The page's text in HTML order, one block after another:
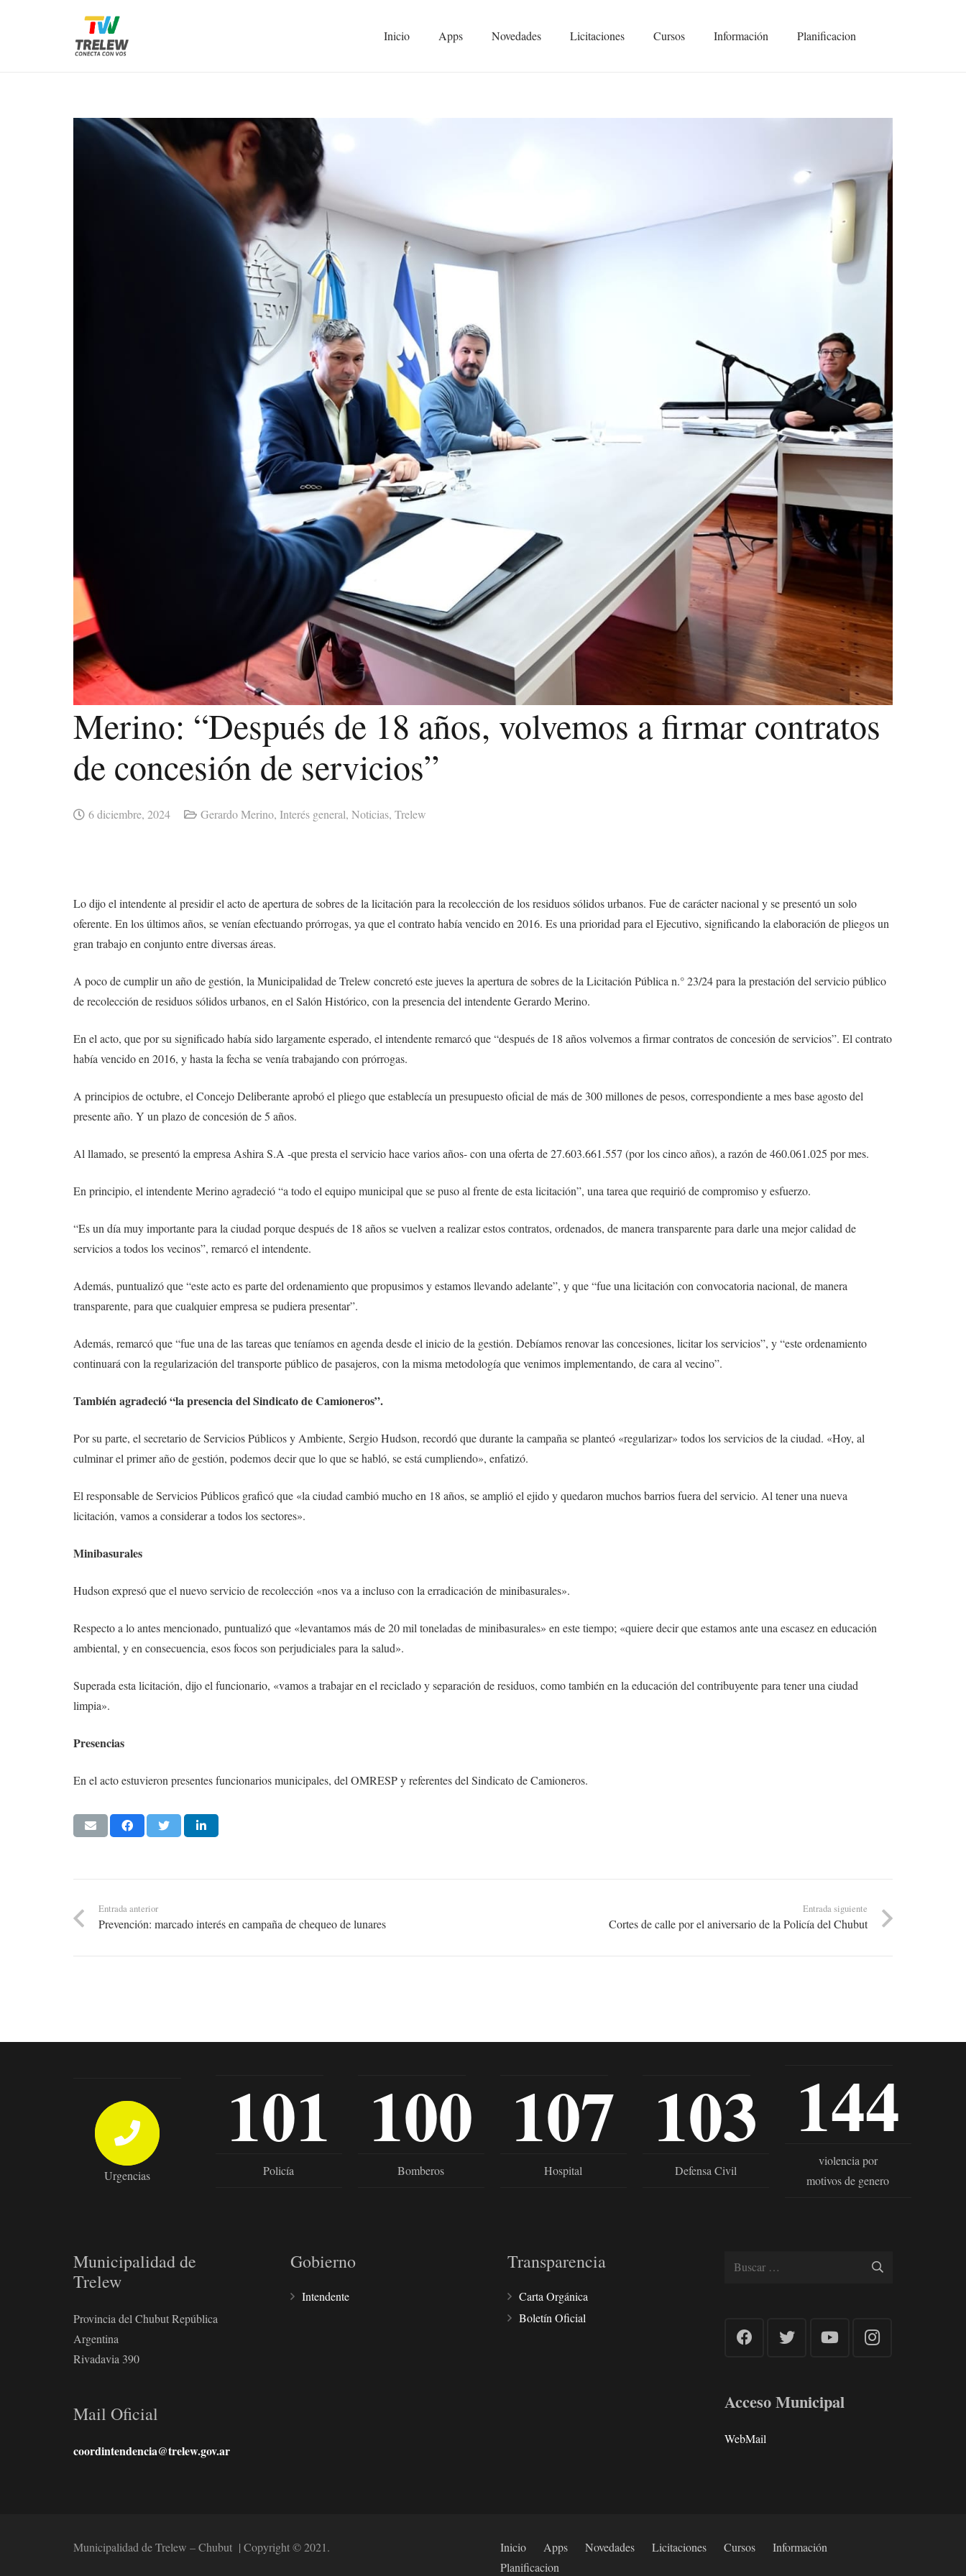
Inicio Apps Novedades Licitaciones Cursos Información Planificacion
Merino: “Después de 18 años, volvemos a firmar contratos
de concesión de servicios”
6 diciembre, 2024 Gerardo Merino, Interés general, Noticias, Trelew
Lo dijo el intendente al presidir el acto de apertura de sobres de la licitación para la recolección de los residuos sólidos urbanos. Fue de carácter nacional y se presentó un solo
oferente. En los últimos años, se venían efectuando prórrogas, ya que el contrato había vencido en 2016. Es una prioridad para el Ejecutivo, significando la elaboración de pliegos un
gran trabajo en conjunto entre diversas áreas.
A poco de cumplir un año de gestión, la Municipalidad de Trelew concretó este jueves la apertura de sobres de la Licitación Pública n.° 23/24 para la prestación del servicio público
de recolección de residuos sólidos urbanos, en el Salón Histórico, con la presencia del intendente Gerardo Merino.
En el acto, que por su significado había sido largamente esperado, el intendente remarcó que “después de 18 años volvemos a firmar contratos de concesión de servicios”. El contrato
había vencido en 2016, y hasta la fecha se venía trabajando con prórrogas.
A principios de octubre, el Concejo Deliberante aprobó el pliego que establecía un presupuesto oficial de más de 300 millones de pesos, correspondiente a mes base agosto del
presente año. Y un plazo de concesión de 5 años.
Al llamado, se presentó la empresa Ashira S.A -que presta el servicio hace varios años- con una oferta de 27.603.661.557 (por los cinco años), a razón de 460.061.025 por mes.
En principio, el intendente Merino agradeció “a todo el equipo municipal que se puso al frente de esta licitación”, una tarea que requirió de compromiso y esfuerzo.
“Es un día muy importante para la ciudad porque después de 18 años se vuelven a realizar estos contratos, ordenados, de manera transparente para darle una mejor calidad de
servicios a todos los vecinos”, remarcó el intendente.
Además, puntualizó que “este acto es parte del ordenamiento que propusimos y estamos llevando adelante”, y que “fue una licitación con convocatoria nacional, de manera
transparente, para que cualquier empresa se pudiera presentar”.
Además, remarcó que “fue una de las tareas que teníamos en agenda desde el inicio de la gestión. Debíamos renovar las concesiones, licitar los servicios”, y “este ordenamiento
continuará con la regularización del transporte público de pasajeros, con la misma metodología que venimos implementando, de cara al vecino”.
También agradeció “la presencia del Sindicato de Camioneros”.
Por su parte, el secretario de Servicios Públicos y Ambiente, Sergio Hudson, recordó que durante la campaña se planteó «regularizar» todos los servicios de la ciudad. «Hoy, al
culminar el primer año de gestión, podemos decir que lo que se habló, se está cumpliendo», enfatizó.
El responsable de Servicios Públicos graficó que «la ciudad cambió mucho en 18 años, se amplió el ejido y quedaron muchos barrios fuera del servicio. Al tener una nueva
licitación, vamos a considerar a todos los sectores».
Minibasurales
Hudson expresó que el nuevo servicio de recolección «nos va a incluso con la erradicación de minibasurales».
Respecto a lo antes mencionado, puntualizó que «levantamos más de 20 mil toneladas de minibasurales» en este tiempo; «quiere decir que estamos ante una escasez en educación
ambiental, y en consecuencia, esos focos son perjudiciales para la salud».
Superada esta licitación, dijo el funcionario, «vamos a trabajar en el reciclado y separación de residuos, como también en la educación del contribuyente para tener una ciudad
limpia».
Presencias
En el acto estuvieron presentes funcionarios municipales, del OMRESP y referentes del Sindicato de Camioneros.
Entrada anterior
Prevención: marcado interés en campaña de chequeo de lunares
Entrada siguiente
Cortes de calle por el aniversario de la Policía del Chubut
Urgencias
101
Policía
100
Bomberos
107
Hospital
103
Defensa Civil
144
violencia por
motivos de genero
Municipalidad de
Trelew
Provincia del Chubut República
Argentina
Rivadavia 390
Mail Oficial
coordintendencia@trelew.gov.ar
Gobierno
Intendente
Transparencia
Carta Orgánica
Boletín Oficial
Buscar:
Acceso Municipal
WebMail
Municipalidad de Trelew – Chubut | Copyright © 2021. Inicio Apps Novedades Licitaciones Cursos
Información
Planificacion